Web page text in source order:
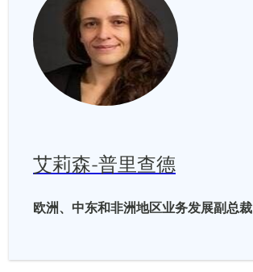
艾莉森-普里查德
欧洲、中东和非洲地区业务发展副总裁